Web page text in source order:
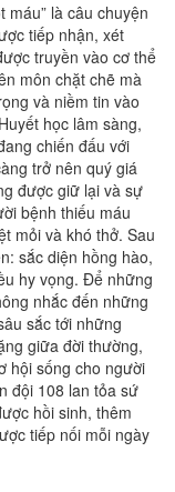
là câu chuyện
tiếp nhận, xét
truyền vào cơ thể
môn chặt chẽ mà
và niềm tin vào
học lâm sàng,
chiến đấu với
trở nên quý giá
được giữ lại và sự
bệnh thiếu máu
mỏi và khó thở. Sau
sắc diện hồng hào,
hy vọng. Để những
nhắc đến những
sắc tới những
giữa đời thường,
hội sống cho người
đội 108 lan tỏa sứ
hồi sinh, thêm
tiếp nối mỗi ngày